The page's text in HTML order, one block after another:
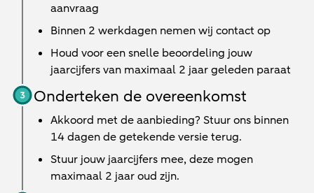
aanvraag
Binnen 2 werkdagen nemen wij contact op
Houd voor een snelle beoordeling jouw
jaarcijfers van maximaal 2 jaar geleden paraat
Onderteken de overeenkomst
Akkoord met de aanbieding? Stuur ons binnen
14 dagen de getekende versie terug.
Stuur jouw jaarcijfers mee, deze mogen
maximaal 2 jaar oud zijn.